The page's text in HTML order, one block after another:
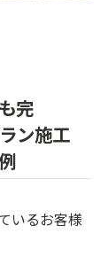
完
ン施工
いるお客様